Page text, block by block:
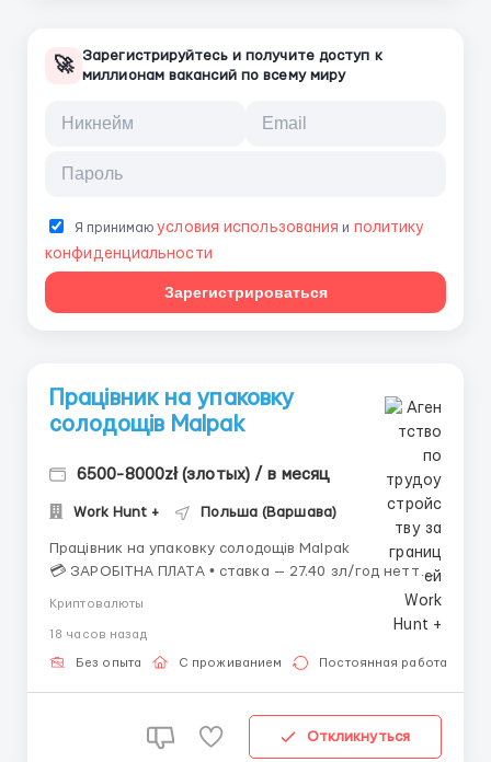
🚀 Зарегистрируйтесь и получите доступ к
миллионам вакансий по всему миру
Я принимаюусловия использования и политику
конфиденциальности
Зарегистрироваться
Працівник на упаковку
солодощів Malpak
6500-8000zł (злотых) / в месяц
Work Hunt + Польша (Варшава)
Працівник на упаковку солодощів Malpak
💳 ЗАРОБІТНА ПЛАТА • ставка — 27.40 зл/год нетто,
роботи • 220 годин на місяць; • Робота з понеділка
до п'ятниці, іноді в суботу 8 годин. Неділя вихідний.
📜&n...
Криптовалюты
18 часов назад
Без опыта С проживанием Постоянная работа
Откликнуться